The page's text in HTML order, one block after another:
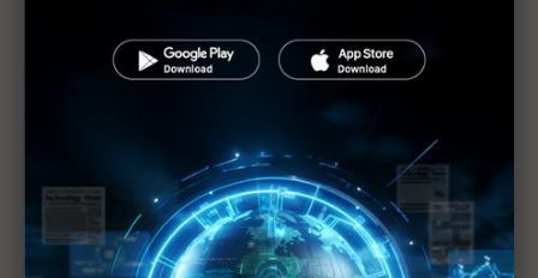
企業別為AI而AI 戴爾：先自問兩個問題
（AI EXPO）微軟強調AI普惠、AI代理 卞志祥：最
好的時代尚未開始
緯謙李冠儀點出製造業導入AI的最大障礙